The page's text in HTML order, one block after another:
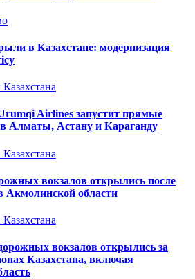
в Казахстане: модернизация
Airlines запустит прямые
Алматы, Астану и Караганду
вокзалов открылись после
Акмолинской области
вокзалов открылись за
Казахстана, включая